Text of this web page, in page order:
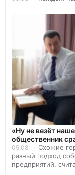
«Ну не везёт
общественник
05.08
Схожие
разный подход
предприятий,